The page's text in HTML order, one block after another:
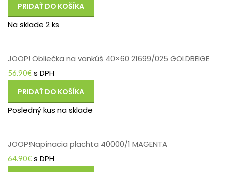
PRIDAŤ DO KOŠÍKA
Na sklade 2 ks
JOOP! Obliečka na vankúš 40×60 21699/025 GOLDBEIGE
56.90€ s DPH
PRIDAŤ DO KOŠÍKA
Posledný kus na sklade
JOOP!Napínacia plachta 40000/1 MAGENTA
64.90€ s DPH